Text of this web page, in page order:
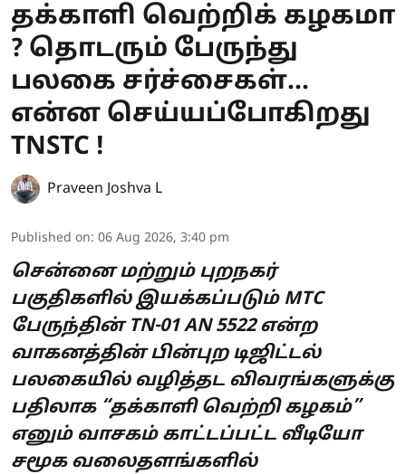
தக்காளி வெற்றிக் கழகமா
? தொடரும் பேருந்து
பலகை சர்ச்சைகள்...
என்ன செய்யப்போகிறது
TNSTC !
Praveen Joshva L
Published on: 06 Aug 2026, 3:40 pm
சென்னை மற்றும் புறநகர்
பகுதிகளில் இயக்கப்படும் MTC
பேருந்தின் TN-01 AN 5522 என்ற
வாகனத்தின் பின்புற டிஜிட்டல்
பலகையில் வழித்தட விவரங்களுக்கு
பதிலாக “தக்காளி வெற்றி கழகம்”
எனும் வாசகம் காட்டப்பட்ட வீடியோ
சமூக வலைதளங்களில்